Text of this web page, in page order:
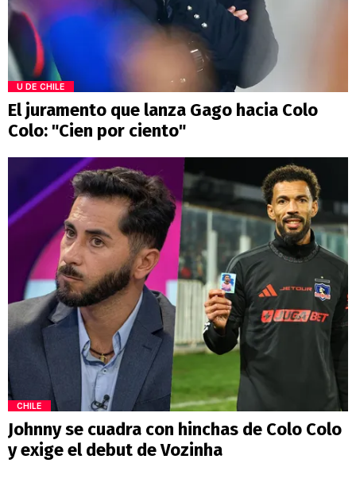
U DE CHILE
El juramento que lanza Gago hacia Colo
Colo: "Cien por ciento"
CHILE
Johnny se cuadra con hinchas de Colo Colo
y exige el debut de Vozinha